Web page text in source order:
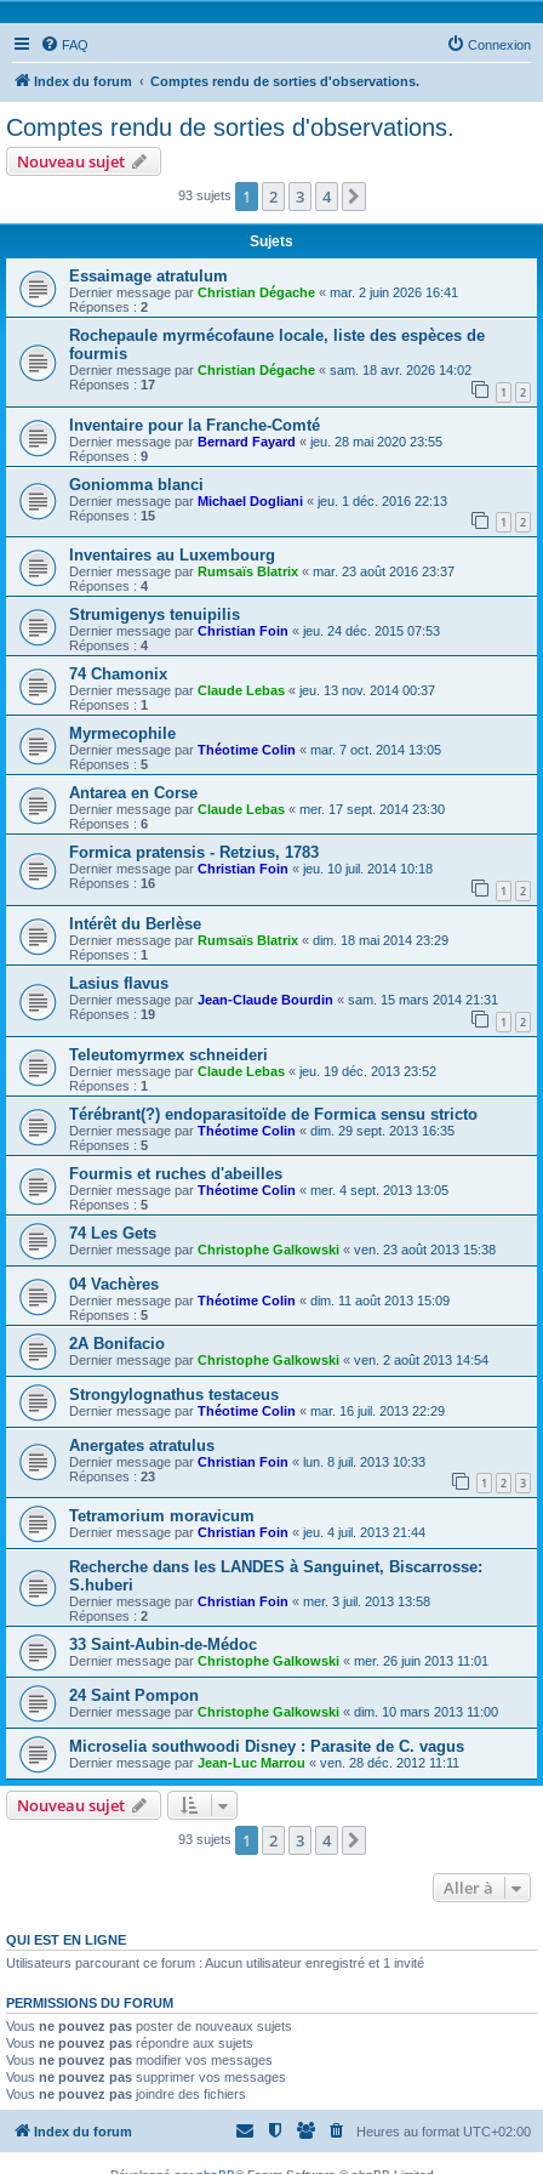
FAQ Connexion
Index du forum Comptes rendu de sorties d'observations.
Comptes rendu de sorties d'observations.
Nouveau sujet
93 sujets 1 2 3 4
Sujets
Essaimage atratulum
Dernier message par Christian Dégache « mar. 2 juin 2026 16:41
Réponses : 2
Rochepaule myrmécofaune locale, liste des espèces de
fourmis
Dernier message par Christian Dégache « sam. 18 avr. 2026 14:02
Réponses : 17 1 2
Inventaire pour la Franche-Comté
Dernier message par Bernard Fayard « jeu. 28 mai 2020 23:55
Réponses : 9
Goniomma blanci
Dernier message par Michael Dogliani « jeu. 1 déc. 2016 22:13
Réponses : 15 1 2
Inventaires au Luxembourg
Dernier message par Rumsaïs Blatrix « mar. 23 août 2016 23:37
Réponses : 4
Strumigenys tenuipilis
Dernier message par Christian Foin « jeu. 24 déc. 2015 07:53
Réponses : 4
74 Chamonix
Dernier message par Claude Lebas « jeu. 13 nov. 2014 00:37
Réponses : 1
Myrmecophile
Dernier message par Théotime Colin « mar. 7 oct. 2014 13:05
Réponses : 5
Antarea en Corse
Dernier message par Claude Lebas « mer. 17 sept. 2014 23:30
Réponses : 6
Formica pratensis - Retzius, 1783
Dernier message par Christian Foin « jeu. 10 juil. 2014 10:18
Réponses : 16 1 2
Intérêt du Berlèse
Dernier message par Rumsaïs Blatrix « dim. 18 mai 2014 23:29
Réponses : 1
Lasius flavus
Dernier message par Jean-Claude Bourdin « sam. 15 mars 2014 21:31
Réponses : 19 1 2
Teleutomyrmex schneideri
Dernier message par Claude Lebas « jeu. 19 déc. 2013 23:52
Réponses : 1
Térébrant(?) endoparasitoïde de Formica sensu stricto
Dernier message par Théotime Colin « dim. 29 sept. 2013 16:35
Réponses : 5
Fourmis et ruches d'abeilles
Dernier message par Théotime Colin « mer. 4 sept. 2013 13:05
Réponses : 5
74 Les Gets
Dernier message par Christophe Galkowski « ven. 23 août 2013 15:38
04 Vachères
Dernier message par Théotime Colin « dim. 11 août 2013 15:09
Réponses : 5
2A Bonifacio
Dernier message par Christophe Galkowski « ven. 2 août 2013 14:54
Strongylognathus testaceus
Dernier message par Théotime Colin « mar. 16 juil. 2013 22:29
Anergates atratulus
Dernier message par Christian Foin « lun. 8 juil. 2013 10:33
Réponses : 23 1 2 3
Tetramorium moravicum
Dernier message par Christian Foin « jeu. 4 juil. 2013 21:44
Recherche dans les LANDES à Sanguinet, Biscarrosse:
S.huberi
Dernier message par Christian Foin « mer. 3 juil. 2013 13:58
Réponses : 2
33 Saint-Aubin-de-Médoc
Dernier message par Christophe Galkowski « mer. 26 juin 2013 11:01
24 Saint Pompon
Dernier message par Christophe Galkowski « dim. 10 mars 2013 11:00
Microselia southwoodi Disney : Parasite de C. vagus
Dernier message par Jean-Luc Marrou « ven. 28 déc. 2012 11:11
Nouveau sujet
93 sujets 1 2 3 4
Aller à
QUI EST EN LIGNE
Utilisateurs parcourant ce forum : Aucun utilisateur enregistré et 1 invité
PERMISSIONS DU FORUM
Vous ne pouvez pas poster de nouveaux sujets
Vous ne pouvez pas répondre aux sujets
Vous ne pouvez pas modifier vos messages
Vous ne pouvez pas supprimer vos messages
Vous ne pouvez pas joindre des fichiers
Index du forum Heures au format UTC+02:00